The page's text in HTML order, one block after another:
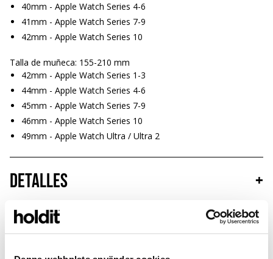
40mm - Apple Watch Series 4-6
41mm - Apple Watch Series 7-9
42mm - Apple Watch Series 10
Talla de muñeca: 155-210 mm
42mm - Apple Watch Series 1-3
44mm - Apple Watch Series 4-6
45mm - Apple Watch Series 7-9
46mm - Apple Watch Series 10
49mm - Apple Watch Ultra / Ultra 2
Detalles +
Sostenibilidad +